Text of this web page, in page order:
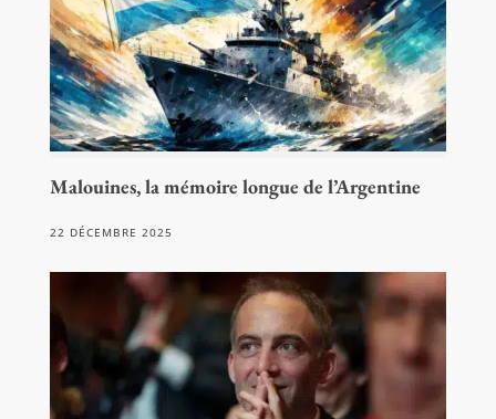
Malouines, la mémoire longue de l’Argentine
22 DÉCEMBRE 2025